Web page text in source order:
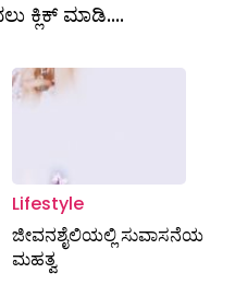
ಕ್ಲಿಕ್ ಮಾಡಿ....
Lifestyle
ಜೀವನಶೈಲಿಯಲ್ಲಿ ಸುವಾಸನೆಯ
ಮಹತ್ವ